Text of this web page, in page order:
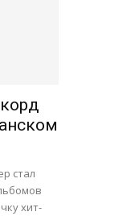
стал
хит-